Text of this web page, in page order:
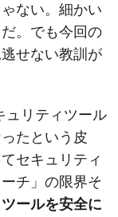
ない。細かい
。でも今回の
逃せない教訓が
ュリティツール
たという皮
セキュリティ
チ」の限界そ
ツールを安全に